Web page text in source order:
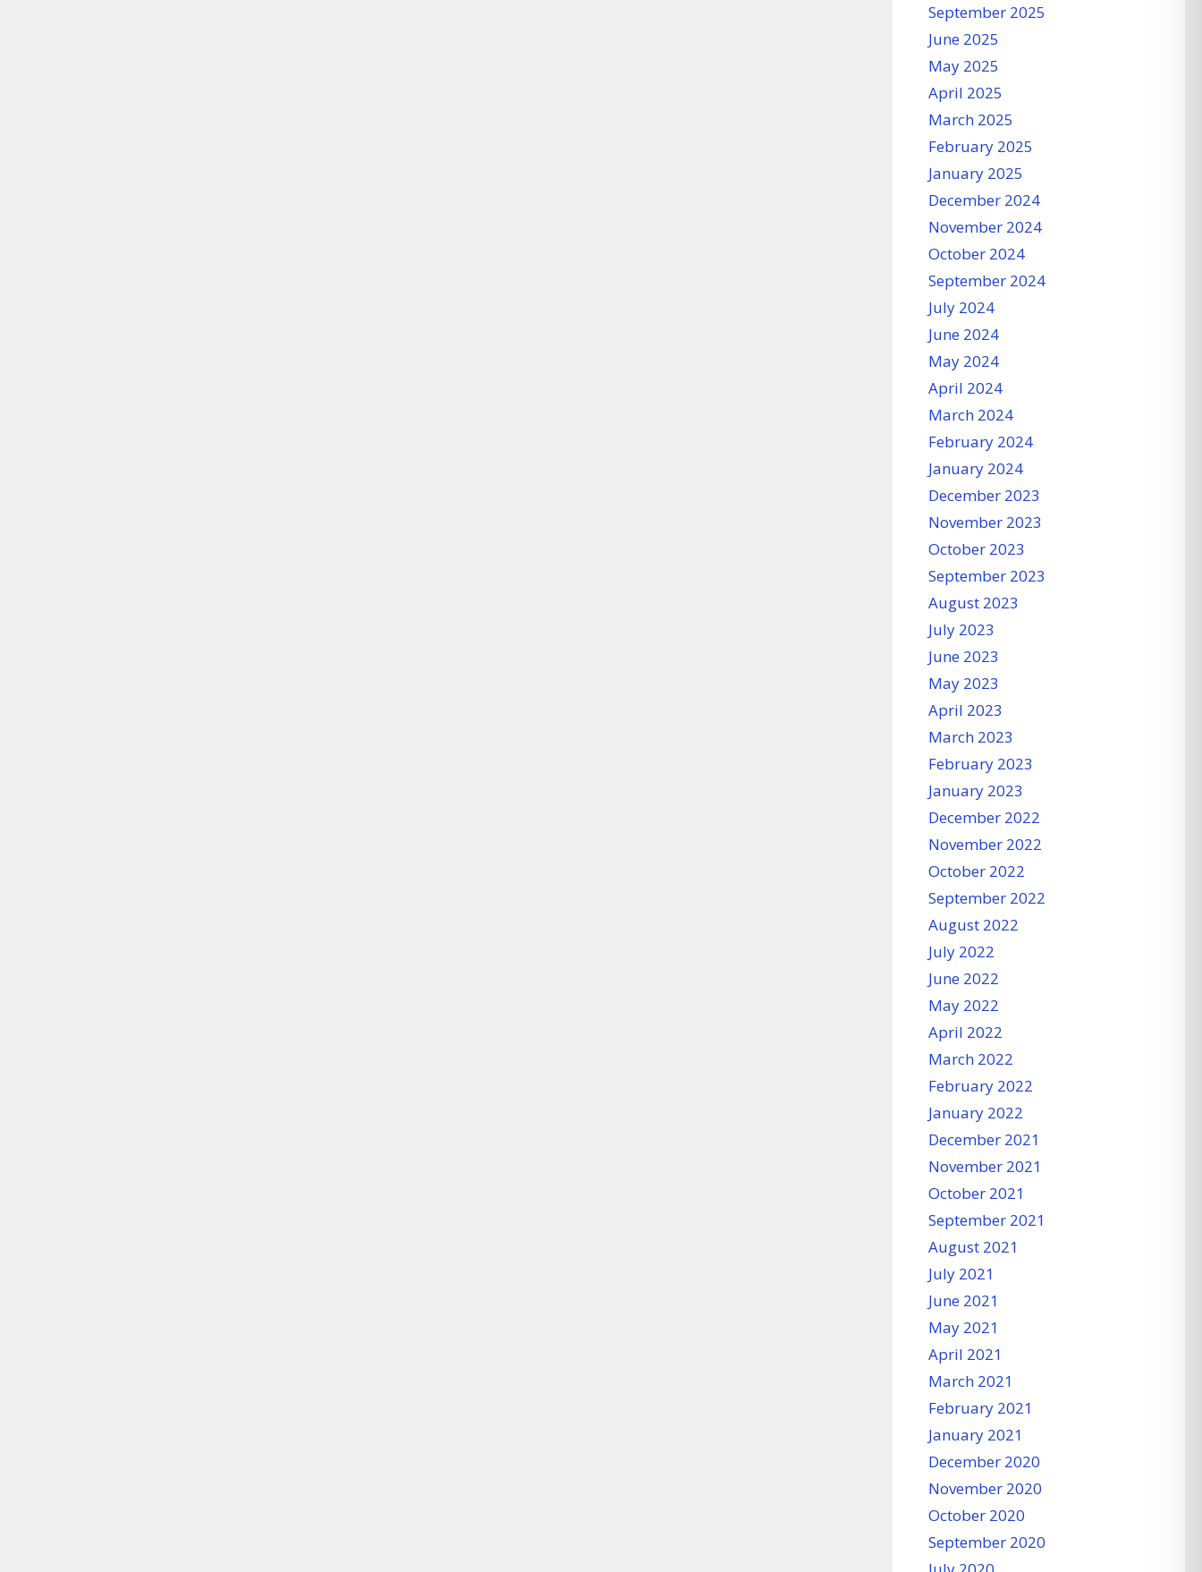
September 2025
June 2025
May 2025
April 2025
March 2025
February 2025
January 2025
December 2024
November 2024
October 2024
September 2024
July 2024
June 2024
May 2024
April 2024
March 2024
February 2024
January 2024
December 2023
November 2023
October 2023
September 2023
August 2023
July 2023
June 2023
May 2023
April 2023
March 2023
February 2023
January 2023
December 2022
November 2022
October 2022
September 2022
August 2022
July 2022
June 2022
May 2022
April 2022
March 2022
February 2022
January 2022
December 2021
November 2021
October 2021
September 2021
August 2021
July 2021
June 2021
May 2021
April 2021
March 2021
February 2021
January 2021
December 2020
November 2020
October 2020
September 2020